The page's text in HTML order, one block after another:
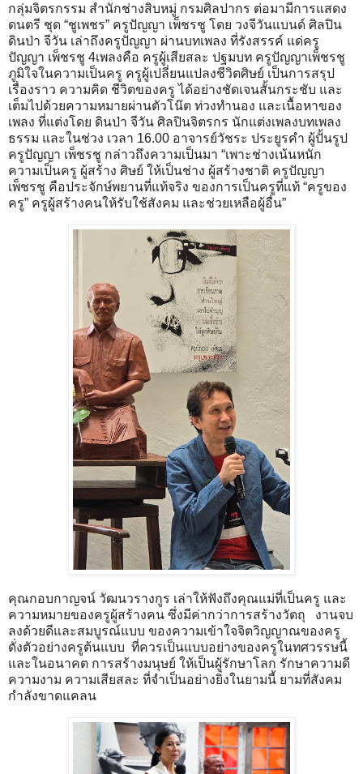
กลุ่มจิตรกรรม สำนักช่างสิบหมู่ กรมศิลปากร ต่อมามีการแสดง
ดนตรี ชุด “ชูเพชร” ครูปัญญา เพ็ชรชู โดย วงจีวันแบนด์ ศิลปิน
ดินป่า จีวัน เล่าถึงครูปัญญา ผ่านบทเพลง ที่รังสรรค์ แด่ครู
ปัญญา เพ็ชรชู 4เพลงคือ ครูผู้เสียสละ ปฐมบท ครูปัญญาเพ็ชรชู
ภูมิใจในความเป็นครู ครูผู้เปลี่ยนแปลงชีวิตศิษย์ เป็นการสรุป
เรื่องราว ความคิด ชีวิตของครู ได้อย่างชัดเจนสั้นกระชับ และ
เต็มไปด้วยความหมายผ่านตัวโน๊ต ท่วงทำนอง และเนื้อหาของ
เพลง ที่แต่งโดย ดินป่า จีวัน ศิลปินจิตรกร นักแต่งเพลงบทเพลง
ธรรม และในช่วง เวลา 16.00 อาจารย์วัชระ ประยูรคำ ผู้ปั้นรูป
ครูปัญญา เพ็ชรชู กล่าวถึงความเป็นมา “เพาะช่างเน้นหนัก
ความเป็นครู ผู้สร้าง ศิษย์ ให้เป็นช่าง ผู้สร้างชาติ ครูปัญญา
เพ็ชรชู คือประจักษ์พยานที่แท้จริง ของการเป็นครูที่แท้ “ครูของ
ครู” ครูผู้สร้างคนให้รับใช้สังคม และช่วยเหลือผู้อื่น”
คุณกอบกาญจน์ วัฒนวรางกูร เล่าให้ฟังถึงคุณแม่ที่เป็นครู และ
ความหมายของครูผู้สร้างคน ซึ่งมีค่ากว่าการสร้างวัตถุ งานจบ
ลงด้วยดีและสมบูรณ์แบบ ของความเข้าใจจิตวิญญาณของครู
ดั่งตัวอย่างครูต้นแบบ ที่ควรเป็นแบบอย่างของครูในทศวรรษนี้
และในอนาคต การสร้างมนุษย์ ให้เป็นผู้รักษาโลก รักษาความดี
ความงาม ความเสียสละ ที่จำเป็นอย่างยิ่งในยามนี้ ยามที่สังคม
กำลังขาดแคลน